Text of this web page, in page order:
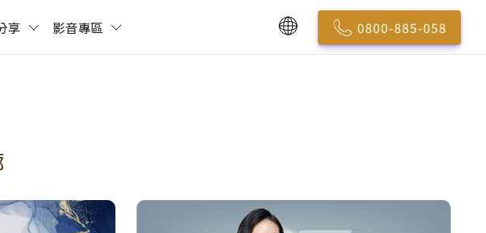
享 影音專區 0800-885-058